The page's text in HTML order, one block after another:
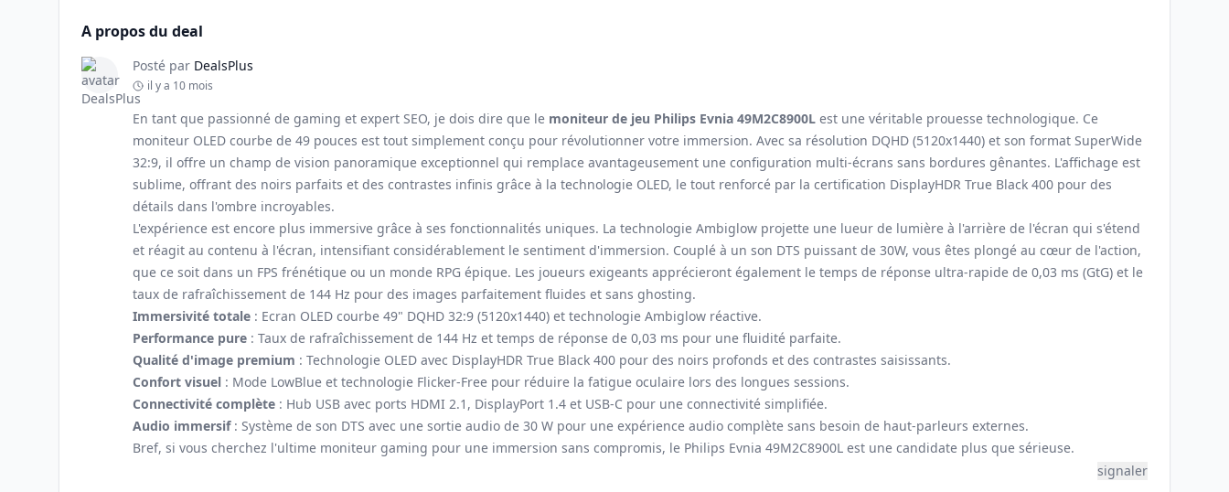
A propos du deal
Posté par DealsPlus
il y a 10 mois
En tant que passionné de gaming et expert SEO, je dois dire que le moniteur de jeu Philips Evnia 49M2C8900L est une véritable prouesse technologique. Ce
moniteur OLED courbe de 49 pouces est tout simplement conçu pour révolutionner votre immersion. Avec sa résolution DQHD (5120x1440) et son format SuperWide
32:9, il offre un champ de vision panoramique exceptionnel qui remplace avantageusement une configuration multi-écrans sans bordures gênantes. L'affichage est
sublime, offrant des noirs parfaits et des contrastes infinis grâce à la technologie OLED, le tout renforcé par la certification DisplayHDR True Black 400 pour des
détails dans l'ombre incroyables.
L'expérience est encore plus immersive grâce à ses fonctionnalités uniques. La technologie Ambiglow projette une lueur de lumière à l'arrière de l'écran qui s'étend
et réagit au contenu à l'écran, intensifiant considérablement le sentiment d'immersion. Couplé à un son DTS puissant de 30W, vous êtes plongé au cœur de l'action,
que ce soit dans un FPS frénétique ou un monde RPG épique. Les joueurs exigeants apprécieront également le temps de réponse ultra-rapide de 0,03 ms (GtG) et le
taux de rafraîchissement de 144 Hz pour des images parfaitement fluides et sans ghosting.
Immersivité totale : Ecran OLED courbe 49" DQHD 32:9 (5120x1440) et technologie Ambiglow réactive.
Performance pure : Taux de rafraîchissement de 144 Hz et temps de réponse de 0,03 ms pour une fluidité parfaite.
Qualité d'image premium : Technologie OLED avec DisplayHDR True Black 400 pour des noirs profonds et des contrastes saisissants.
Confort visuel : Mode LowBlue et technologie Flicker-Free pour réduire la fatigue oculaire lors des longues sessions.
Connectivité complète : Hub USB avec ports HDMI 2.1, DisplayPort 1.4 et USB-C pour une connectivité simplifiée.
Audio immersif: Système de son DTS avec une sortie audio de 30 W pour une expérience audio complète sans besoin de haut-parleurs externes.
Bref, si vous cherchez l'ultime moniteur gaming pour une immersion sans compromis, le Philips Evnia 49M2C8900L est une candidate plus que sérieuse.
signaler